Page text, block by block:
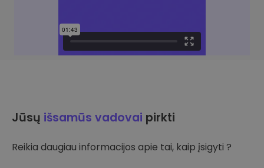
Jūsų išsamūs vadovai pirkti
Reikia daugiau informacijos apie tai, kaip įsigyti ?